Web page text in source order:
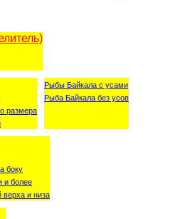
размера
Рыбы Байкала с усами
Рыба Байкала без усов
боку
и более
верха и низа